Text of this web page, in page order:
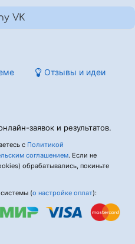
VK
Отзывы и идеи
заявок и результатов.
с Политикой
соглашением. Если не
обрабатывались, покиньте
(о настройке оплат):